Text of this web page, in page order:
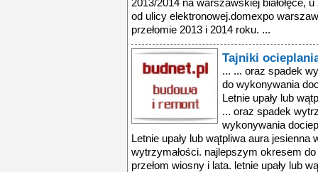
2013/2014 na warszawskiej białołęce,
od ulicy elektronowej.domexpo
przełomie 2013 i 2014 roku. ...
Tajniki
... ... oraz spadek
do wykonywania
Letnie upały lub
... oraz spadek
wykonywania
Letnie upały lub wątpliwa aura
wytrzymałości. najlepszym okresem
przełom wiosny i lata. letnie upały lub